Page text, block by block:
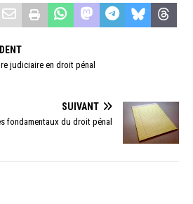
judiciaire en droit pénal
SUIVANT
fondamentaux du droit pénal